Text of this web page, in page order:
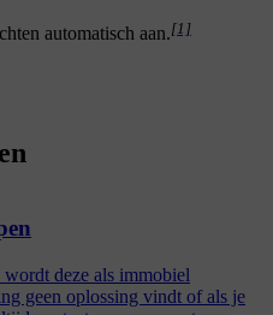
automatisch aan.[1]
deze als immobiel
geen oplossing vindt of als je